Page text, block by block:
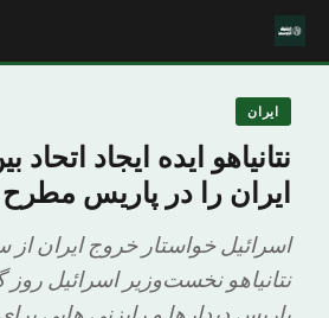
ایران
نتانیاهو ایده ایجاد اتحاد
ایران را در پاریس
اسرائیل خواستار خروج ایران از
نتانیاهو نخست‌وزیر اسرائیل روز